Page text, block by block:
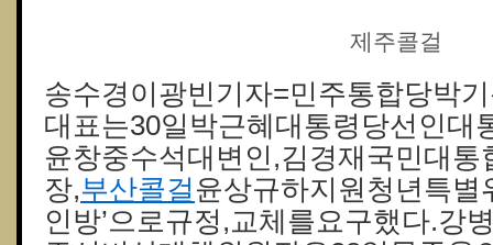
제주콜걸
송수경이광빈기자=민주통합당박
대표는30일박근혜대통령당선인대
윤창중수석대변인,김경재국민대
장,부산콜걸 윤상규하지원청년특별
인방’으로규정,교체를요구했다.강